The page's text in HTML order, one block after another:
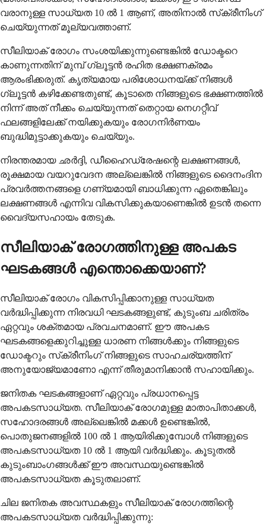
വരാനുള്ള സാധ്യത 10 ല്‍ 1 ആണ്, അതിനാല്‍ സ്‌ക്രീനിംഗ്
ചെയ്യുന്നത് മൂല്യവത്താണ്.
സീലിയാക് രോഗം സംശയിക്കുന്നുണ്ടെങ്കില്‍ ഡോക്ടറെ
കാണുന്നതിന് മുമ്പ് ഗ്ലൂട്ടന്‍ രഹിത ഭക്ഷണക്രമം
ആരംഭിക്കരുത്. കൃത്യമായ പരിശോധനയ്ക്ക് നിങ്ങള്‍
ഗ്ലൂട്ടന്‍ കഴിക്കേണ്ടതുണ്ട്, കൂടാതെ നിങ്ങളുടെ ഭക്ഷണത്തില്‍
നിന്ന് അത് നീക്കം ചെയ്യുന്നത് തെറ്റായ നെഗറ്റീവ്
ഫലങ്ങളിലേക്ക് നയിക്കുകയും രോഗനിര്‍ണയം
ബുദ്ധിമുട്ടാക്കുകയും ചെയ്യും.
നിരന്തരമായ ഛര്‍ദ്ദി, ഡീഹൈഡ്രേഷന്റെ ലക്ഷണങ്ങള്‍,
രൂക്ഷമായ വയറുവേദന അല്ലെങ്കില്‍ നിങ്ങളുടെ ദൈനംദിന
പ്രവര്‍ത്തനങ്ങളെ ഗണ്യമായി ബാധിക്കുന്ന ഏതെങ്കിലും
ലക്ഷണങ്ങള്‍ എന്നിവ വികസിക്കുകയാണെങ്കില്‍ ഉടന്‍ തന്നെ
വൈദ്യസഹായം തേടുക.
സീലിയാക് രോഗത്തിനുള്ള അപകട
ഘടകങ്ങള്‍ എന്തൊക്കെയാണ്?
സീലിയാക് രോഗം വികസിപ്പിക്കാനുള്ള സാധ്യത
വര്‍ദ്ധിപ്പിക്കുന്ന നിരവധി ഘടകങ്ങളുണ്ട്, കുടുംബ ചരിത്രം
ഏറ്റവും ശക്തമായ പ്രവചനമാണ്. ഈ അപകട
ഘടകങ്ങളെക്കുറിച്ചുള്ള ധാരണ നിങ്ങള്‍ക്കും നിങ്ങളുടെ
ഡോക്ടറും സ്‌ക്രീനിംഗ് നിങ്ങളുടെ സാഹചര്യത്തിന്
അനുയോജ്യമാണോ എന്ന് തീരുമാനിക്കാന്‍ സഹായിക്കും.
ജനിതക ഘടകങ്ങളാണ് ഏറ്റവും പ്രധാനപ്പെട്ട
അപകടസാധ്യത. സീലിയാക് രോഗമുള്ള മാതാപിതാക്കള്‍,
സഹോദരങ്ങള്‍ അല്ലെങ്കില്‍ മക്കള്‍ ഉണ്ടെങ്കില്‍,
പൊതുജനങ്ങളില്‍ 100 ല്‍ 1 ആയിരിക്കുമ്പോള്‍ നിങ്ങളുടെ
അപകടസാധ്യത 10 ല്‍ 1 ആയി വര്‍ദ്ധിക്കും. കൂടുതല്‍
കുടുംബാംഗങ്ങള്‍ക്ക് ഈ അവസ്ഥയുണ്ടെങ്കില്‍
അപകടസാധ്യത കൂടുതലാണ്.
ചില ജനിതക അവസ്ഥകളും സീലിയാക് രോഗത്തിന്റെ
അപകടസാധ്യത വര്‍ദ്ധിപ്പിക്കുന്നു: